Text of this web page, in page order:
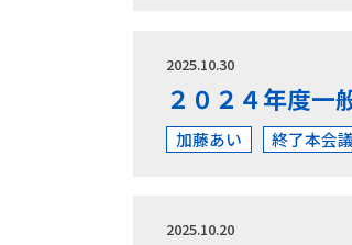
2025.10.30
２０２４年度一
加藤あい 終了本会
2025.10.20